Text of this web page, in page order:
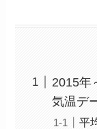
2015年
気温デ
平